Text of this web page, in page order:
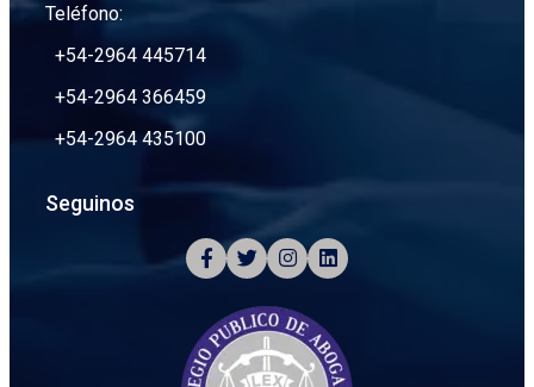
Teléfono:
+54-2964 445714
+54-2964 366459
+54-2964 435100
Seguinos